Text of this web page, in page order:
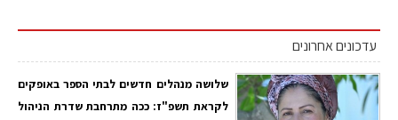
עדכונים אחרונים
שלושה מנהלים חדשים לבתי הספר באופקים
לקראת תשפ"ז: ככה מתרחבת שדרת הניהול